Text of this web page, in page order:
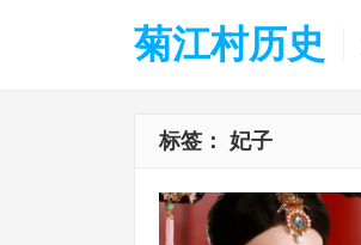
菊江村历史
标签： 妃子